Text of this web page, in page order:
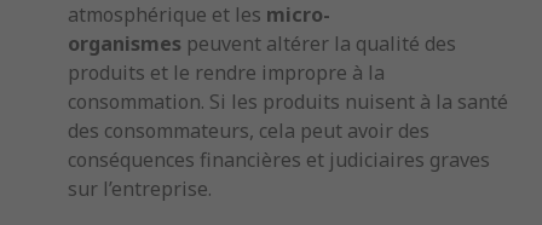
atmosphérique et les micro-
organismes peuvent altérer la qualité des
produits et le rendre impropre à la
consommation. Si les produits nuisent à la santé
des consommateurs, cela peut avoir des
conséquences financières et judiciaires graves
sur l’entreprise.